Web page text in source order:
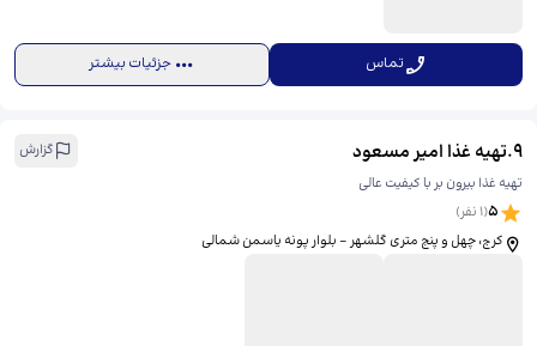
تماس جزئیات بیشتر
9
.تهیه غذا امیر مسعود
گزارش
تهیه غذا بیرون بر با کیفیت عالی
5
(
1 نفر)
کرج، چهل و پنج متری گلشهر - بلوار پونه یاسمن شمالی